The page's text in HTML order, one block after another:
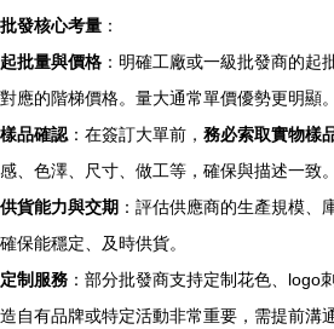
批發核心考量 ：
起批量與價格 ：明確工廠或一級批發商的起
對應的階梯價格。量大通常單價優勢更明顯。
樣品確認 ：在簽訂大單前， 務必索取實物樣
感、色澤、尺寸、做工等，確保與描述一致。
供貨能力與交期 ：評估供應商的生產規模、
確保能穩定、及時供貨。
定制服務 ：部分批發商支持定制花色、logo
造自有品牌或特定活動非常重要，需提前溝